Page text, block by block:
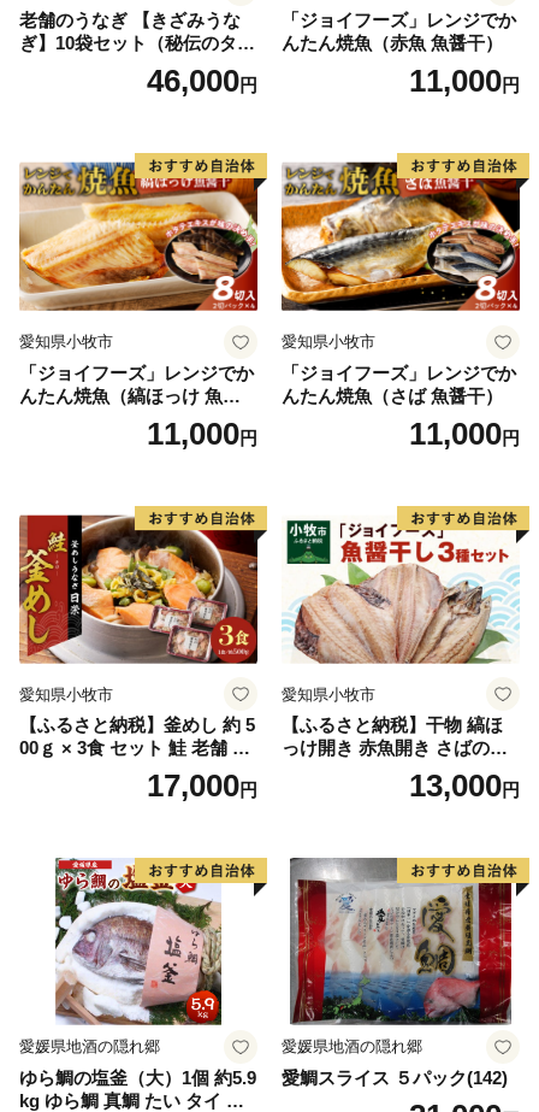
老舗のうなぎ 【きざみうな
ぎ】10袋セット（秘伝のタレ
46,000円
「ジョイフーズ」レンジでか
んたん焼魚（赤魚 魚醤干）
11,000円
愛知県小牧市
「ジョイフーズ」レンジでか
んたん焼魚（縞ほっけ 魚醤
11,000円
愛知県小牧市
「ジョイフーズ」レンジでか
んたん焼魚（さば 魚醤干）
11,000円
愛知県小牧市
【ふるさと納税】釜めし 約 5
00ｇ × 3食 セット 鮭 老舗 急
速冷凍 レンチン 時短 簡単調
理 食品 加工品 海鮮 手作り
り寄せグルメ 愛知県 小牧市
送料無料
17,000円
愛知県小牧市
【ふるさと納税】干物 縞ほ
っけ開き 赤魚開き さばの開
き 魚醤干し 3種 セット 詰め
合わせ 魚 おかず 肉厚 おいし
取り寄せグルメ 魚醤 ナンプ
ラー 愛知県 小牧市 冷凍 送料
無料
13,000円
愛媛県地酒の隠れ郷
ゆら鯛の塩釜（大）1個 約5.9
kg ゆら鯛 真鯛 たい タイ 鯛
愛媛県地酒の隠れ郷
愛鯛スライス ５パック(142)